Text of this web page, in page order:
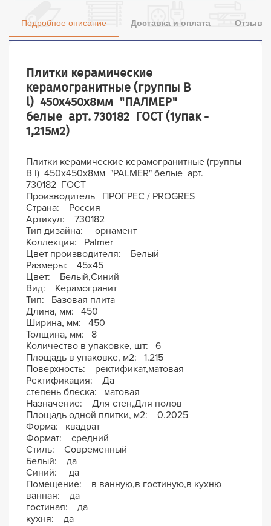
Подробное описание Доставка и оплата Отзывы
Плитки керамические
керамогранитные (группы В
l) 450х450х8мм "ПАЛМЕР"
белые арт. 730182 ГОСТ (1упак -
1,215м2)
Плитки керамические керамогранитные (группы
В l) 450х450х8мм "PALMER" белые арт.
730182 ГОСТ
Производитель ПРОГРЕС / PROGRES
Страна: Россия
Артикул: 730182
Тип дизайна: орнамент
Коллекция: Palmer
Цвет производителя: Белый
Размеры: 45х45
Цвет: Белый,Синий
Вид: Керамогранит
Тип: Базовая плита
Длина, мм: 450
Ширина, мм: 450
Толщина, мм: 8
Количество в упаковке, шт: 6
Площадь в упаковке, м2: 1.215
Поверхность: ректификат,матовая
Ректификация: Да
степень блеска: матовая
Назначение: Для стен,Для полов
Площадь одной плитки, м2: 0.2025
Форма: квадрат
Формат: средний
Стиль: Современный
Белый: да
Синий: да
Помещение: в ванную,в гостиную,в кухню
ванная: да
гостиная: да
кухня: да